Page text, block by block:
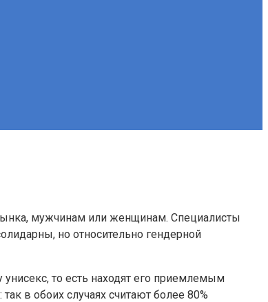
мужчинам или женщинам. Специалисты
но относительно гендерной
то есть находят его приемлемым
в обоих случаях считают более 80%